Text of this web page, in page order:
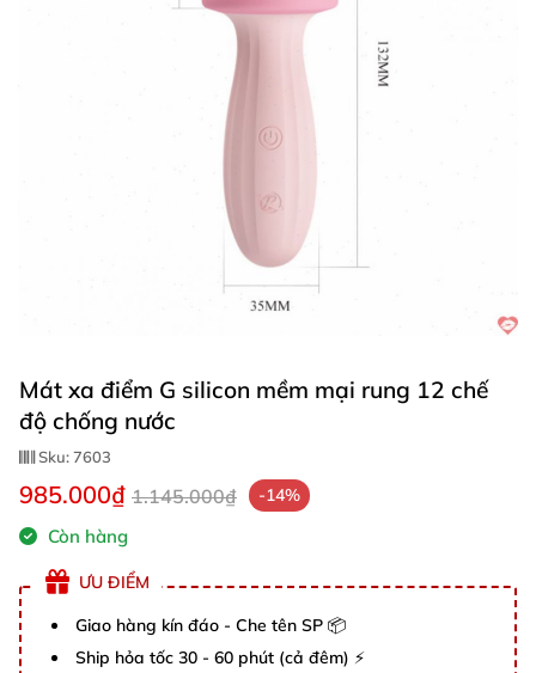
Mát xa điểm G silicon mềm mại rung 12 chế
độ chống nước
Sku:7603
985.000₫ 1.145.000₫ -14%
Còn hàng
ƯU ĐIỂM
Giao hàng kín đáo - Che tên SP 📦
Ship hỏa tốc 30 - 60 phút (cả đêm) ⚡